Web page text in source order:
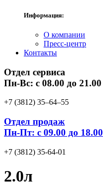
Информация:
О компании
Пресс-центр
Контакты
Отдел сервиса
Пн-Вс: с 08.00 до 21.00
+7 (3812) 35‒64‒55
Отдел продаж
Пн-Пт: с 09.00 до 18.00
+7 (3812) 35-64-01
2.0л